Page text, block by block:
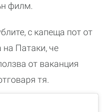
филм.
с капеща пот от
на Патаки, че
от ваканция
тя.